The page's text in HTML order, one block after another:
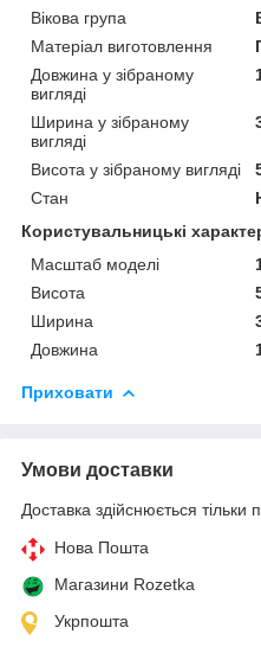
Вікова група
Матеріал виготовлення
Довжина у зібраному
вигляді
Ширина у зібраному
вигляді
Висота у зібраному вигляді
Стан
Користувальницькі
Масштаб моделі
Висота
Ширина
Довжина
Приховати
Умови доставки
Доставка здійснюється тільки
Нова Пошта
Магазини Rozetka
Укрпошта